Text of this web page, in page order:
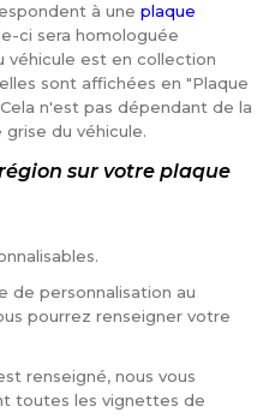
à une plaque
ci sera homologuée
véhicule est en collection
sont affichées en "Plaque
n'est pas dépendant de la
du véhicule.
sur votre plaque
de personnalisation au
pourrez renseigner votre
renseigné, nous vous
toutes les vignettes de